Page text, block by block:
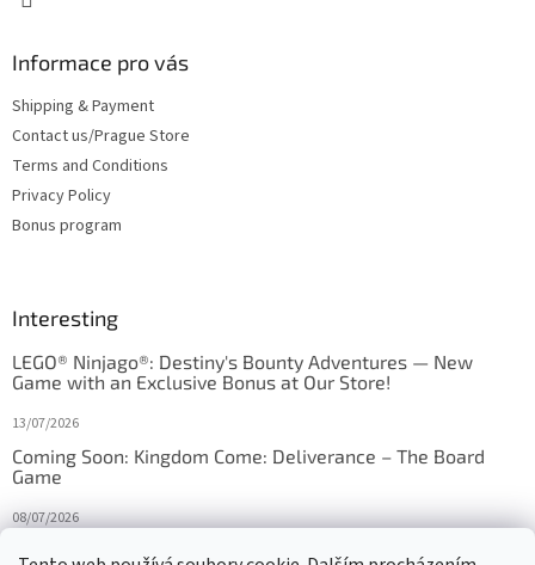
Informace pro vás
Shipping & Payment
Contact us/Prague Store
Terms and Conditions
Privacy Policy
Bonus program
Interesting
LEGO® Ninjago®: Destiny's Bounty Adventures — New
Game with an Exclusive Bonus at Our Store!
13/07/2026
Coming Soon: Kingdom Come: Deliverance – The Board
Game
08/07/2026